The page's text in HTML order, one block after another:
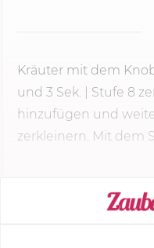
Kräuter mit dem
und 3 Sek. Stufe 8
hinzufügen und
zerkleinern. Mit dem